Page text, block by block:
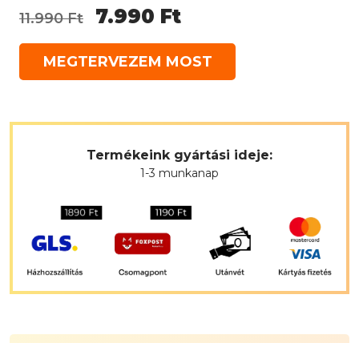
11.990Ft
Original
price
was:
7.990 Ft
Current
price
is:
MEGTERVEZEM MOST
Termékeink gyártási ideje:
1-3 munkanap